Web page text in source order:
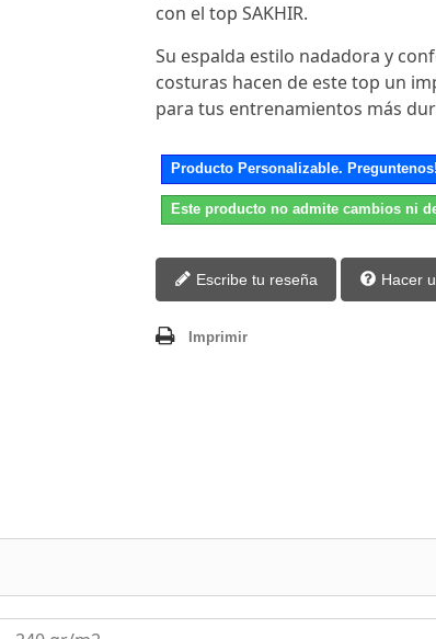
con el top SAKHIR.
Su espalda estilo nadadora y
costuras hacen de este top un
para tus entrenamientos más
Producto Personalizable.
Este producto no admite cambios ni
Escribe tu reseña Hacer
Imprimir